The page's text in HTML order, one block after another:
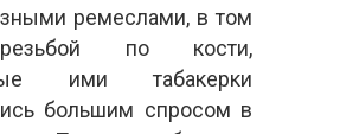
ремеслами, в том
по кости,
ими табакерки
большим спросом в